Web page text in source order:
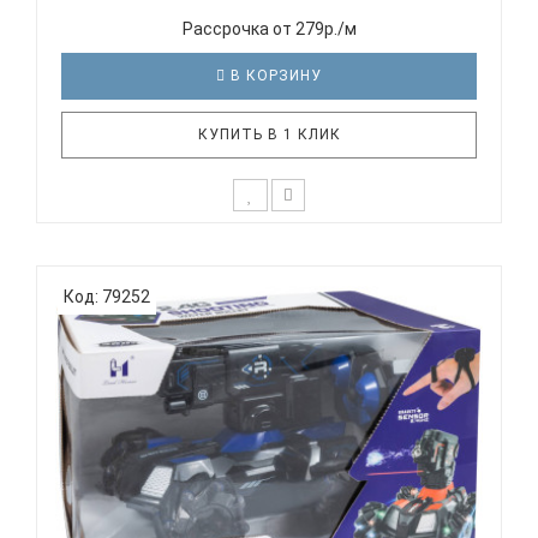
Рассрочка от 279р./м
В КОРЗИНУ
КУПИТЬ В 1 КЛИК
радиоуправляемую трюковую машинку! Этот
автомобиль создан специально для маленьких
любителей скорости и адреналина, имеет
понятный пульт управления. Машинка может
двигат..
Код: 79252